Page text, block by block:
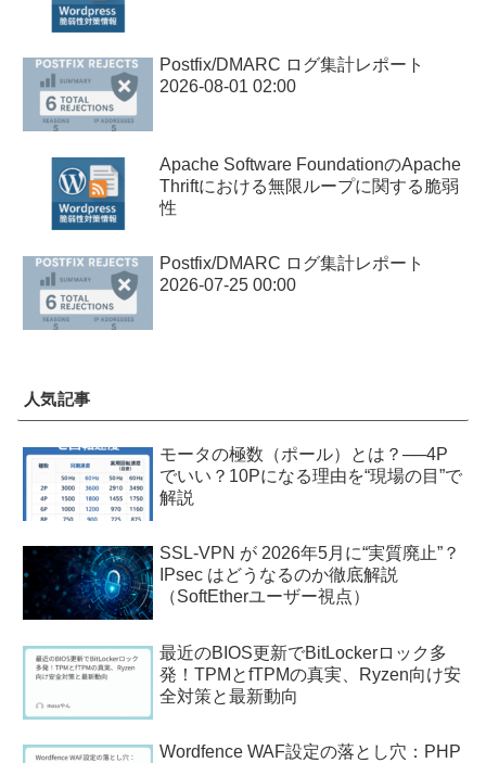
Postfix/DMARC ログ集計レポート
2026-08-01 02:00
Apache Software FoundationのApache
Thriftにおける無限ループに関する脆弱
性
Postfix/DMARC ログ集計レポート
2026-07-25 00:00
人気記事
モータの極数（ポール）とは？──4P
でいい？10Pになる理由を“現場の目”で
解説
SSL-VPN が 2026年5月に“実質廃止”？
IPsec はどうなるのか徹底解説
（SoftEtherユーザー視点）
最近のBIOS更新でBitLockerロック多
発！TPMとfTPMの真実、Ryzen向け安
全対策と最新動向
Wordfence WAF設定の落とし穴：PHP